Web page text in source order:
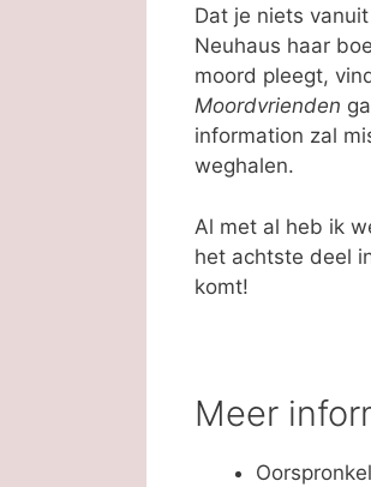
Dat je niets
Neuhaus haar
moord pleegt,
Moordvrienden
information zal
weghalen.
Al met al heb ik
het achtste deel
komt!
Meer